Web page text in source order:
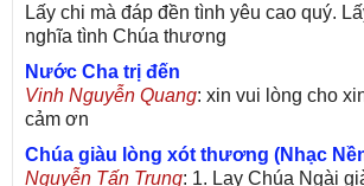
Lấy chi mà đáp đền tình yêu cao quý.
nghĩa tình Chúa thương
Nước Cha trị đến
Vinh Nguyễn Quang: xin vui lòng cho
cảm ơn
Chúa giàu lòng xót thương (Nhạc
Nguyễn Tấn Trung: 1. Lạy Chúa Ngài